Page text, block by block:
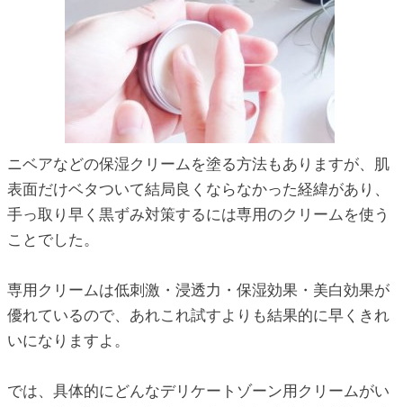
ニベアなどの保湿クリームを塗る方法もありますが、肌
表面だけベタついて結局良くならなかった経緯があり、
手っ取り早く黒ずみ対策するには専用のクリームを使う
ことでした。
専用クリームは低刺激・浸透力・保湿効果・美白効果が
優れているので、あれこれ試すよりも結果的に早くきれ
いになりますよ。
では、具体的にどんなデリケートゾーン用クリームがい